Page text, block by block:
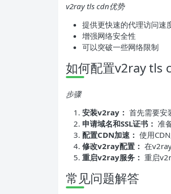
v2ray tls cdn优势
提供更快速的代理访问速
增强网络安全性
可以突破一些网络限制
如何配置v2ray tls
步骤
安装v2ray： 首先需要安
申请域名和SSL证书： 准
配置CDN加速： 使用
修改v2ray配置： 在
重启v2ray服务： 重启
常见问题解答